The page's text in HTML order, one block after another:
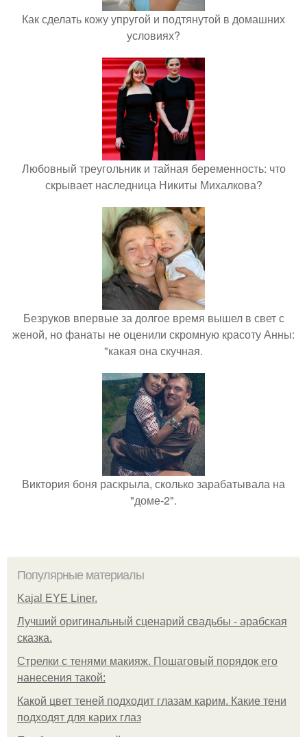
Как сделать кожу упругой и подтянутой в домашних
условиях?
Любовный треугольник и тайная беременность: что
скрывает наследница Никиты Михалкова?
Безруков впервые за долгое время вышел в свет с
женой, но фанаты не оценили скромную красоту Анны:
"какая она скучная.
Виктория боня раскрыла, сколько зарабатывала на
"доме-2".
Популярные материалы
Kajal EYE Liner.
Лучший оригинальный сценарий свадьбы - арабская
сказка.
Стрелки с тенями макияж. Пошаговый порядок его
нанесения такой:
Какой цвет теней подходит глазам карим. Какие тени
подходят для карих глаз